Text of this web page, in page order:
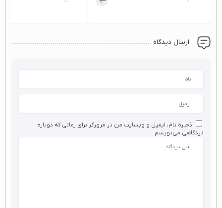
ارسال دیدگاه
ذخیره نام، ایمیل و وبسایت من در مرورگر برای زمانی که دوباره
دیدگاهی می‌نویسم.